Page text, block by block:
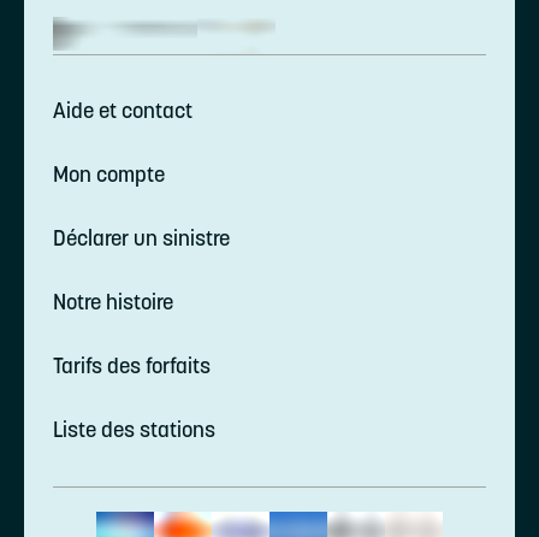
Aide et contact
Mon compte
Déclarer un sinistre
Notre histoire
Tarifs des forfaits
Liste des stations